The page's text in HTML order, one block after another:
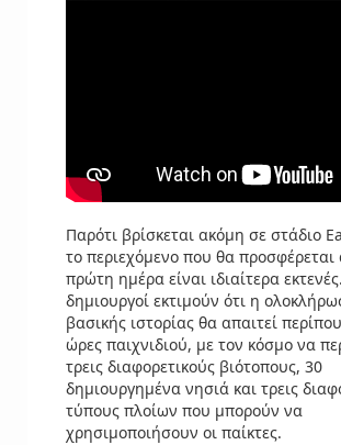
Παρότι βρίσκεται ακόμη σε στάδιο
το περιεχόμενο που θα προσφέρεται
πρώτη ημέρα είναι ιδιαίτερα
δημιουργοί εκτιμούν ότι η
βασικής ιστορίας θα απαιτεί
ώρες παιχνιδιού, με τον κόσμο να
τρεις διαφορετικούς βιότοπους, 30
δημιουργημένα νησιά και τρεις
τύπους πλοίων που μπορούν να
χρησιμοποιήσουν οι παίκτες.